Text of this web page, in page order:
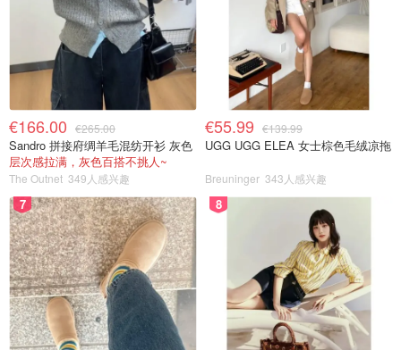
€166.00 €265.00
Sandro 拼接府绸羊毛混纺开衫 灰色
层次感拉满，灰色百搭不挑人~
The Outnet 349人感兴趣
€55.99 €139.99
UGG UGG ELEA 女士棕色毛绒凉拖
Breuninger 343人感兴趣
7 8